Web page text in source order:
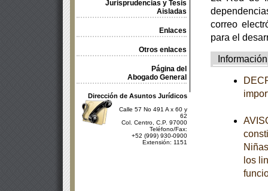
Jurisprudencias y Tesis
Aisladas
Enlaces
Otros enlaces
Página del
Abogado General
Dirección de Asuntos Jurídicos
Calle 57 No 491 A x 60 y
62
Col. Centro, C.P. 97000
Teléfono/Fax:
+52 (999) 930-0900
Extensión: 1151
correo
para el
Información
los